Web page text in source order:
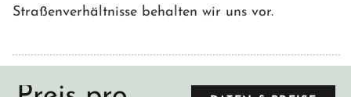
Straßenverhältnisse behalten wir uns vor.